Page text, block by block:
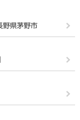
県茅野市